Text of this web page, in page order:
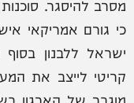
מסרב להיסגר.
כי גורם אמריקאי
ישראל ללבנון
קריטי לייצב את